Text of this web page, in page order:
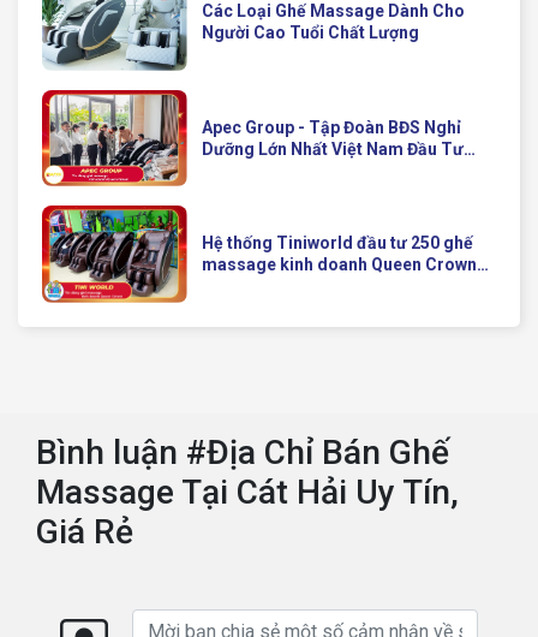
Các Loại Ghế Massage Dành Cho
Người Cao Tuổi Chất Lượng
Apec Group - Tập Đoàn BĐS Nghỉ
Dưỡng Lớn Nhất Việt Nam Đầu Tư
Hệ thống Tiniworld đầu tư 250 ghế
massage kinh doanh Queen Crown
Bình luận #Địa Chỉ Bán Ghế
Massage Tại Cát Hải Uy Tín,
Giá Rẻ